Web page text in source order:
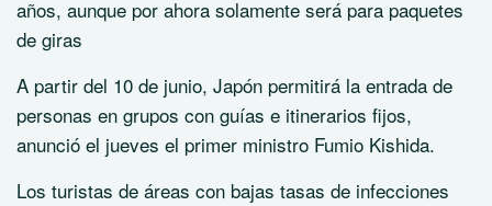
años, aunque por ahora solamente será para paquetes
de giras
A partir del 10 de junio, Japón permitirá la entrada de
personas en grupos con guías e itinerarios fijos,
anunció el jueves el primer ministro Fumio Kishida.
Los turistas de áreas con bajas tasas de infecciones